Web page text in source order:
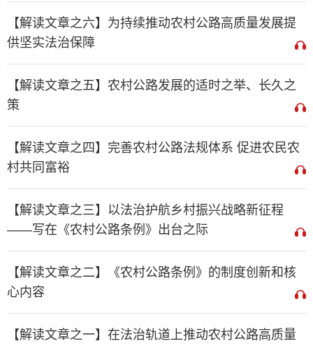
【解读文章之六】为持续推动农村公路高质量发展提
供坚实法治保障
【解读文章之五】农村公路发展的适时之举、长久之
策
【解读文章之四】完善农村公路法规体系 促进农民农
村共同富裕
【解读文章之三】以法治护航乡村振兴战略新征程
——写在《农村公路条例》出台之际
【解读文章之二】《农村公路条例》的制度创新和核
心内容
【解读文章之一】在法治轨道上推动农村公路高质量